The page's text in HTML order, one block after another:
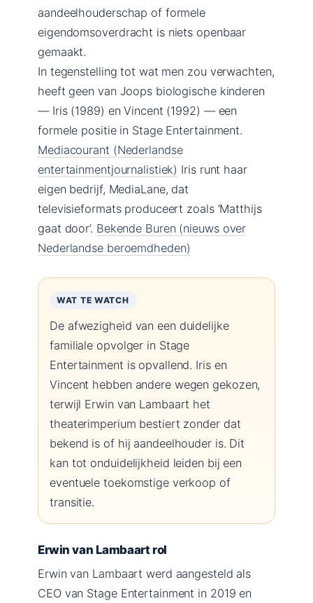
aandeelhouderschap of formele
eigendomsoverdracht is niets openbaar
gemaakt.
In tegenstelling tot wat men zou verwachten,
heeft geen van Joops biologische kinderen
— Iris (1989) en Vincent (1992) — een
formele positie in Stage Entertainment.
Mediacourant (Nederlandse
entertainmentjournalistiek) Iris runt haar
eigen bedrijf, MediaLane, dat
televisieformats produceert zoals ‘Matthijs
gaat door’. Bekende Buren (nieuws over
Nederlandse beroemdheden)
WAT TE WATCH
De afwezigheid van een duidelijke
familiale opvolger in Stage
Entertainment is opvallend. Iris en
Vincent hebben andere wegen gekozen,
terwijl Erwin van Lambaart het
theaterimperium bestiert zonder dat
bekend is of hij aandeelhouder is. Dit
kan tot onduidelijkheid leiden bij een
eventuele toekomstige verkoop of
transitie.
Erwin van Lambaart rol
Erwin van Lambaart werd aangesteld als
CEO van Stage Entertainment in 2019 en